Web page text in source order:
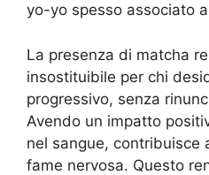
yo-yo spesso associato
La presenza di matcha
insostituibile per chi
progressivo, senza
Avendo un impatto
nel sangue, contribuisce
fame nervosa. Questo